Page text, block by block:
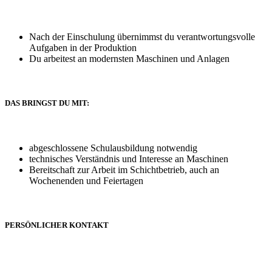
Nach der Einschulung übernimmst du verantwortungsvolle
Aufgaben in der Produktion
Du arbeitest an modernsten Maschinen und Anlagen
DAS BRINGST DU MIT:
abgeschlossene Schulausbildung notwendig
technisches Verständnis und Interesse an Maschinen
Bereitschaft zur Arbeit im Schichtbetrieb, auch an
Wochenenden und Feiertagen
PERSÖNLICHER KONTAKT